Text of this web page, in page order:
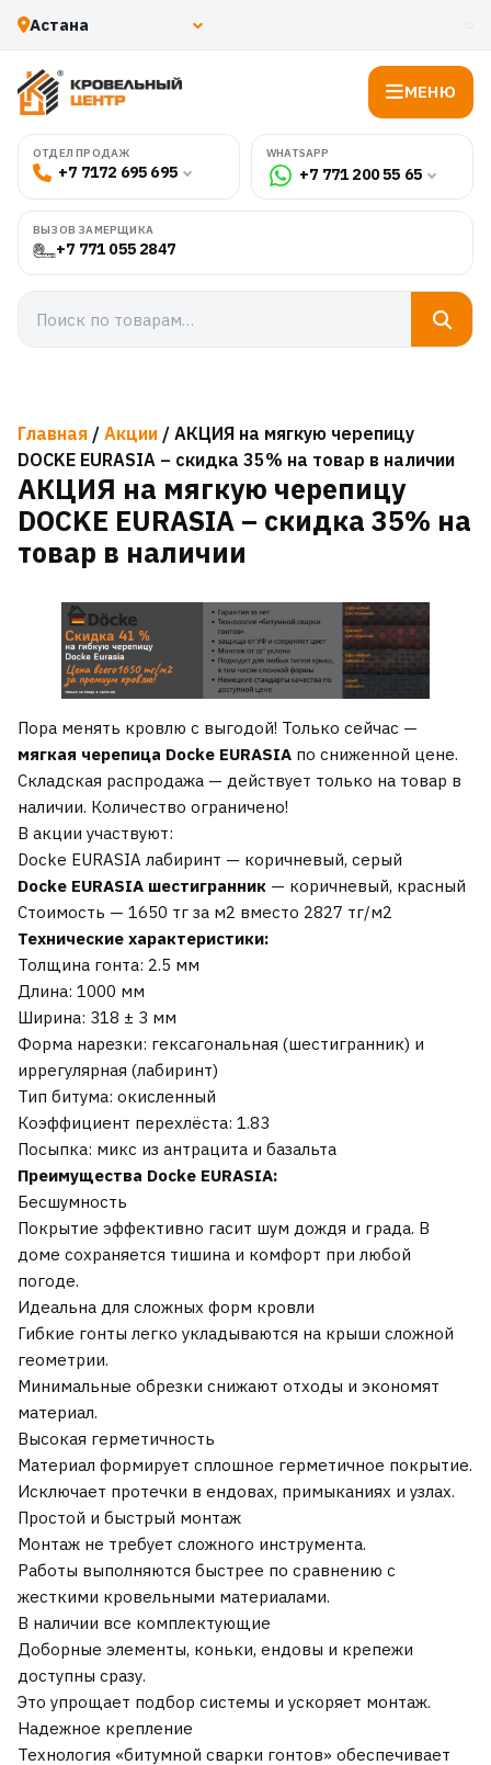
МЕНЮ
ОТДЕЛ ПРОДАЖ
+7 7172 695 695
WHATSAPP
+7 771 200 55 65
ВЫЗОВ ЗАМЕРЩИКА
+7 771 055 2847
Главная / Акции / АКЦИЯ на мягкую черепицу
DOCKE EURASIA – скидка 35% на товар в наличии
АКЦИЯ на мягкую черепицу
DOCKE EURASIA – скидка 35% на
товар в наличии
Пора менять кровлю с выгодой! Только сейчас —
мягкая черепица Docke EURASIA по сниженной цене.
Складская распродажа — действует только на товар в
наличии. Количество ограничено!
В акции участвуют:
Docke EURASIA лабиринт — коричневый, серый
Docke EURASIA шестигранник — коричневый, красный
Стоимость — 1650 тг за м2 вместо 2827 тг/м2
Технические характеристики:
Толщина гонта: 2.5 мм
Длина: 1000 мм
Ширина: 318 ± 3 мм
Форма нарезки: гексагональная (шестигранник) и
иррегулярная (лабиринт)
Тип битума: окисленный
Коэффициент перехлёста: 1.83
Посыпка: микс из антрацита и базальта
Преимущества Docke EURASIA:
Бесшумность
Покрытие эффективно гасит шум дождя и града. В
доме сохраняется тишина и комфорт при любой
погоде.
Идеальна для сложных форм кровли
Гибкие гонты легко укладываются на крыши сложной
геометрии.
Минимальные обрезки снижают отходы и экономят
материал.
Высокая герметичность
Материал формирует сплошное герметичное покрытие.
Исключает протечки в ендовах, примыканиях и узлах.
Простой и быстрый монтаж
Монтаж не требует сложного инструмента.
Работы выполняются быстрее по сравнению с
жесткими кровельными материалами.
В наличии все комплектующие
Доборные элементы, коньки, ендовы и крепежи
доступны сразу.
Это упрощает подбор системы и ускоряет монтаж.
Надежное крепление
Технология «битумной сварки гонтов» обеспечивает